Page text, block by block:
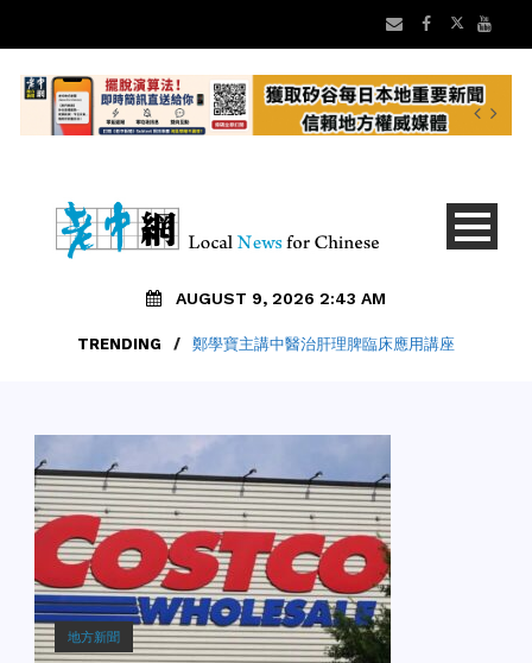
AUGUST 9, 2026 2:43 AM
TRENDING / 鄭學寶主講中醫治肝理脾臨床應用講座
地方新聞